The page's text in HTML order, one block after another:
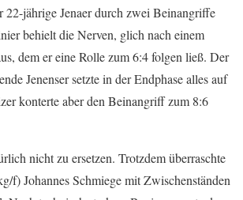
22-jährige Jenaer durch zwei Beinangriffe
behielt die Nerven, glich nach einem
dem er eine Rolle zum 6:4 folgen ließ. Der
Jenenser setzte in der Endphase alles auf
konterte aber den Beinangriff zum 8:6
nicht zu ersetzen. Trotzdem überraschte
f) Johannes Schmiege mit Zwischenständen